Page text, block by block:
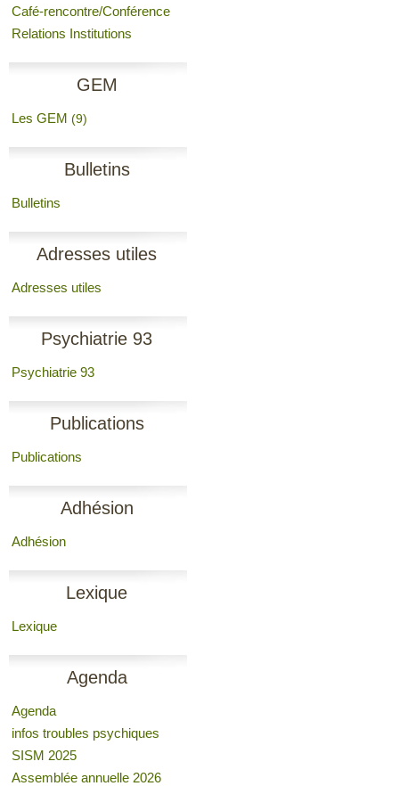
Café-rencontre/Conférence
Relations Institutions
GEM
Les GEM (9)
Bulletins
Bulletins
Adresses utiles
Adresses utiles
Psychiatrie 93
Psychiatrie 93
Publications
Publications
Adhésion
Adhésion
Lexique
Lexique
Agenda
Agenda
infos troubles psychiques
SISM 2025
Assemblée annuelle 2026